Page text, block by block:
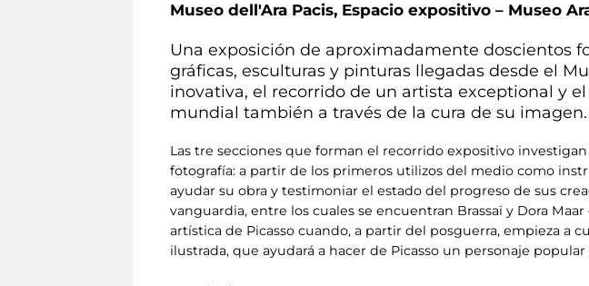
Museo dell'Ara Pacis, Espacio expositivo – Museo
Una exposición de aproximadamente doscientos
gráficas, esculturas y pinturas llegadas desde el
inovativa, el recorrido de un artista exceptional y
mundial también a través de la cura de su imagen.
Las tre secciones que forman el recorrido expositivo
fotografía: a partir de los primeros utilizos del medio como
ayudar su obra y testimoniar el estado del progreso de sus
vanguardia, entre los cuales se encuentran Brassaï y Dora
artística de Picasso cuando, a partir del posguerra, empieza
ilustrada, que ayudará a hacer de Picasso un personaje